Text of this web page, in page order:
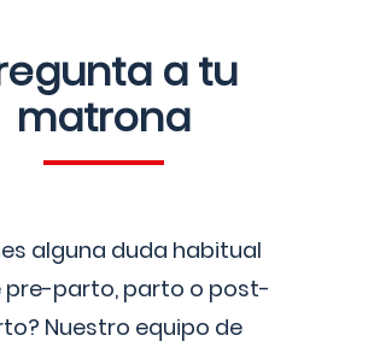
a tu
matrona
alguna duda habitual
pre-parto, parto o post-
Nuestro equipo de